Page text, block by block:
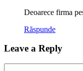
Deoarece firma
Răspunde
Leave a Reply